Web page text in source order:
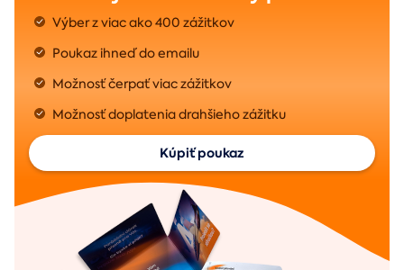
Výber z viac ako 400 zážitkov
Poukaz ihneď do emailu
Možnosť čerpať viac zážitkov
Možnosť doplatenia drahšieho zážitku
Kúpiť poukaz